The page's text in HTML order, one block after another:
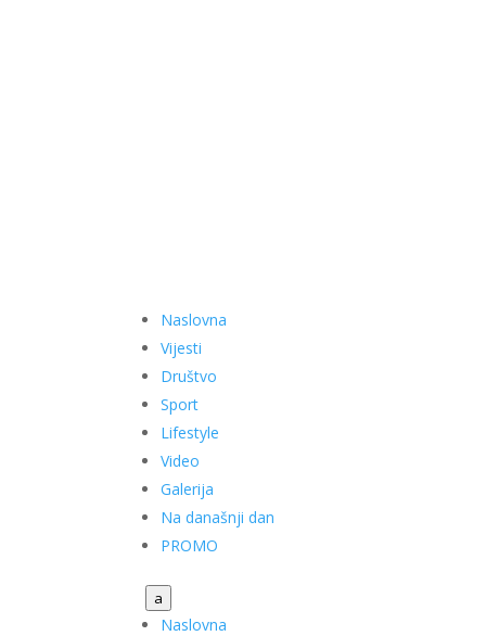
Naslovna
Vijesti
Društvo
Sport
Lifestyle
Video
Galerija
Na današnji dan
PROMO
a
Naslovna